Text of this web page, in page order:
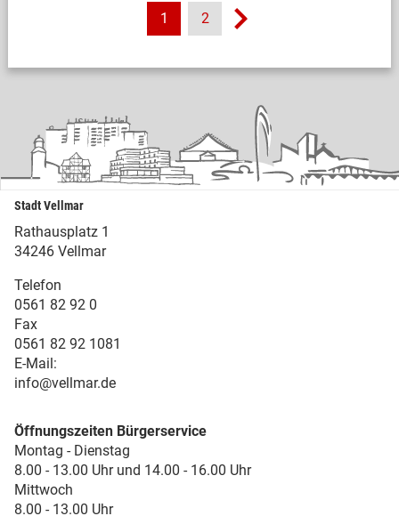
1 2
Stadt Vellmar
Rathausplatz 1
34246 Vellmar
Telefon
0561 82 92 0
Fax
0561 82 92 1081
E-Mail:
info@vellmar.de
Öffnungszeiten Bürgerservice
Montag - Dienstag
8.00 - 13.00 Uhr und 14.00 - 16.00 Uhr
Mittwoch
8.00 - 13.00 Uhr